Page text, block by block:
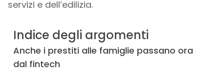
servizi e dell’edilizia.
Indice degli argomenti
Anche i prestiti alle famiglie passano ora
dal fintech